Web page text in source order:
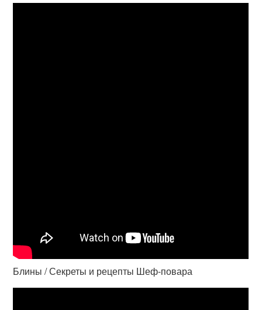
Блины / Секреты и рецепты Шеф-повара